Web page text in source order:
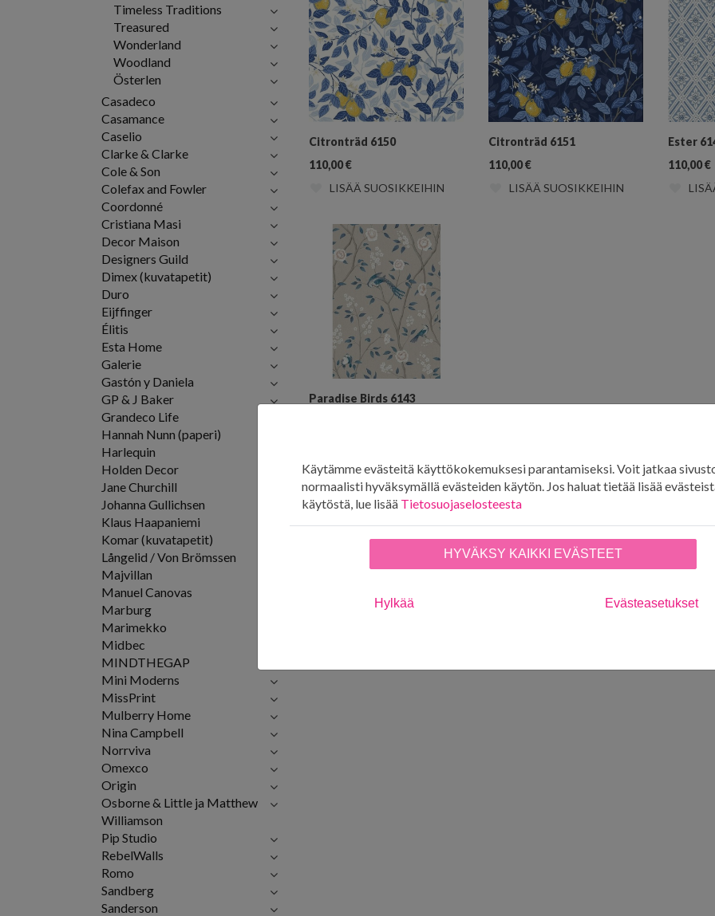
Citronträd 6150
110,00€
LISÄÄ SUOSIKKEIHIN
Citronträd 6151
110,00€
LISÄÄ SUOSIKKEIHIN
Ester
110,00€
Paradise Birds 6143
Timeless Traditions
Treasured
Wonderland
Woodland
Österlen
Casadeco
Casamance
Caselio
Clarke & Clarke
Cole & Son
Colefax and Fowler
Coordonné
Cristiana Masi
Decor Maison
Designers Guild
Dimex (kuvatapetit)
Duro
Eijffinger
Élitis
Esta Home
Galerie
Gastón y Daniela
GP & J Baker
Grandeco Life
Hannah Nunn (paperi)
Harlequin
Holden Decor
Jane Churchill
Johanna Gullichsen
Klaus Haapaniemi
Komar (kuvatapetit)
Långelid / Von Brömssen
Majvillan
Manuel Canovas
Marburg
Marimekko
Midbec
MINDTHEGAP
Mini Moderns
MissPrint
Mulberry Home
Nina Campbell
Norrviva
Omexco
Origin
Osborne & Little ja Matthew
Williamson
Pip Studio
RebelWalls
Romo
Sandberg
Sanderson
Käytämme evästeitä käyttökokemuksesi parantamiseksi. Voit jatkaa
normaalisti hyväksymällä evästeiden käytön. Jos haluat tietää lisää
käytöstä, lue lisää Tietosuojaselosteesta
HYVÄKSY KAIKKI EVÄSTEET
Hylkää Evästeasetukset